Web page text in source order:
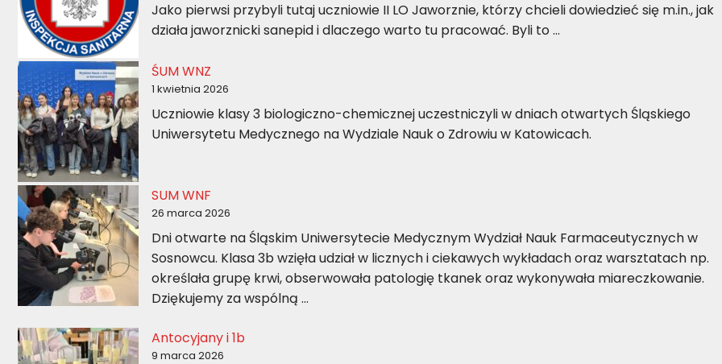
Jako pierwsi przybyli tutaj uczniowie II LO Jaworznie, którzy chcieli dowiedzieć się m.in., jak
działa jaworznicki sanepid i dlaczego warto tu pracować. Byli to …
ŚUM WNZ
1 kwietnia 2026
Uczniowie klasy 3 biologiczno-chemicznej uczestniczyli w dniach otwartych Śląskiego
Uniwersytetu Medycznego na Wydziale Nauk o Zdrowiu w Katowicach.
SUM WNF
26 marca 2026
Dni otwarte na Śląskim Uniwersytecie Medycznym Wydział Nauk Farmaceutycznych w
Sosnowcu. Klasa 3b wzięła udział w licznych i ciekawych wykładach oraz warsztatach np.
określała grupę krwi, obserwowała patologię tkanek oraz wykonywała miareczkowanie.
Dziękujemy za wspólną …
Antocyjany i 1b
9 marca 2026